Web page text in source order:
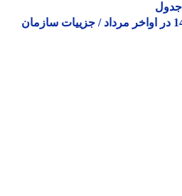
نتایج نهایی دکتری 1405 در اواخر مرداد / جزییات سازمان